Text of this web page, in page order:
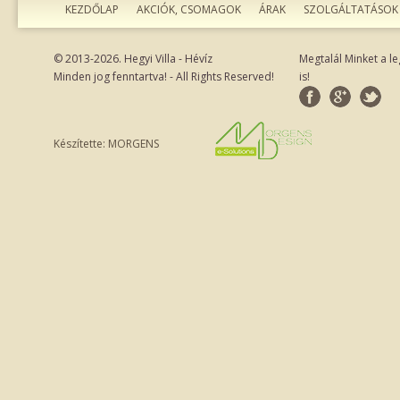
KEZDŐLAP AKCIÓK, CSOMAGOK ÁRAK SZOLGÁLTATÁSOK
Készítette: MORGENS
© 2013-2026. Hegyi Villa - Hévíz
Minden jog fenntartva! - All Rights Reserved!
Megtalál Minket a
is!